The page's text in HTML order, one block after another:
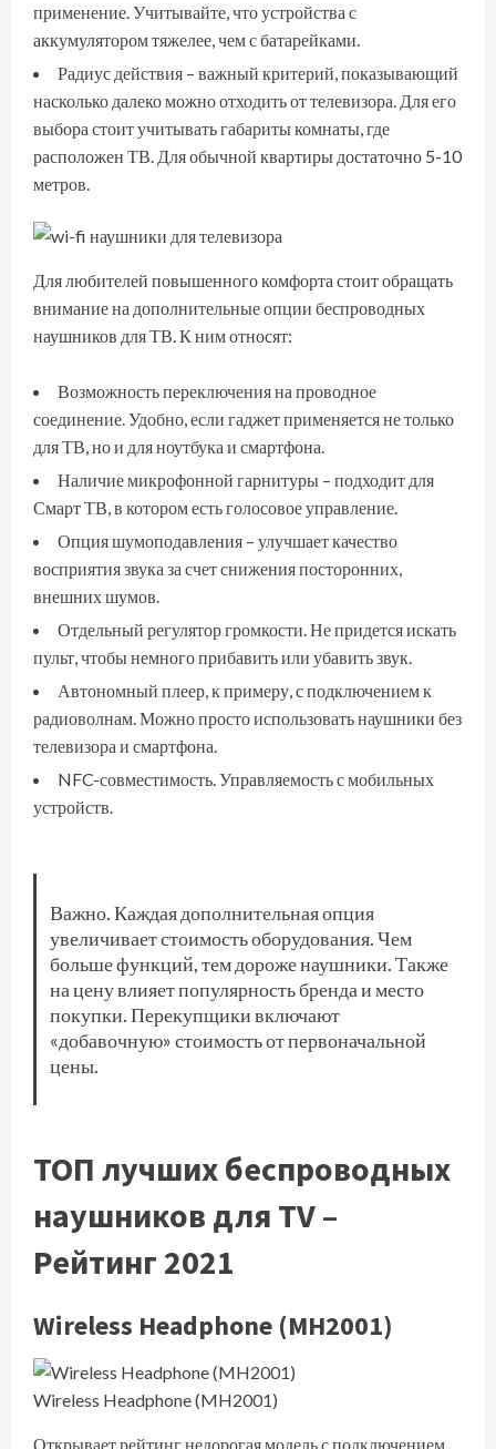
применение. Учитывайте, что устройства с
аккумулятором тяжелее, чем с батарейками.
Радиус действия – важный критерий, показывающий
насколько далеко можно отходить от телевизора. Для его
выбора стоит учитывать габариты комнаты, где
расположен ТВ. Для обычной квартиры достаточно 5-10
метров.
Для любителей повышенного комфорта стоит обращать
внимание на дополнительные опции беспроводных
наушников для ТВ. К ним относят:
Возможность переключения на проводное
соединение. Удобно, если гаджет применяется не только
для ТВ, но и для ноутбука и смартфона.
Наличие микрофонной гарнитуры – подходит для
Смарт ТВ, в котором есть голосовое управление.
Опция шумоподавления – улучшает качество
восприятия звука за счет снижения посторонних,
внешних шумов.
Отдельный регулятор громкости. Не придется искать
пульт, чтобы немного прибавить или убавить звук.
Автономный плеер, к примеру, с подключением к
радиоволнам. Можно просто использовать наушники без
телевизора и смартфона.
NFC-совместимость. Управляемость с мобильных
устройств.
Важно. Каждая дополнительная опция
увеличивает стоимость оборудования. Чем
больше функций, тем дороже наушники. Также
на цену влияет популярность бренда и место
покупки. Перекупщики включают
«добавочную» стоимость от первоначальной
цены.
ТОП лучших беспроводных
наушников для TV –
Рейтинг 2021
Wireless Headphone (MH2001)
Wireless Headphone (MH2001)
Открывает рейтинг недорогая модель с подключением